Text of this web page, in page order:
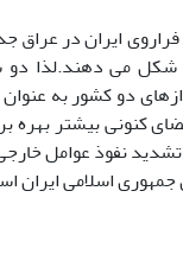
ایران در عراق
می دهند.لذا
دو کشور به
کنونی بیشتر
نفوذ عوامل
اسلامی ایران